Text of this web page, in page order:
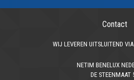
Contact
WIJ LEVEREN UITSLUITEND
NETIM BENELUX
DE STEENMAAT